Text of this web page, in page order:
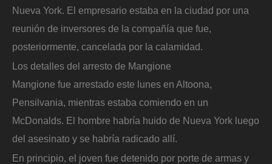
Nueva York. El empresario estaba en la ciudad por una
reunión de inversores de la compañía que fue,
posteriormente, cancelada por la calamidad.
Los detalles del arresto de Mangione
Mangione fue arrestado este lunes en Altoona,
Pensilvania, mientras estaba comiendo en un
McDonalds. El hombre habría huido de Nueva York luego
del asesinato y se habría radicado allí.
En principio, el joven fue detenido por porte de armas y